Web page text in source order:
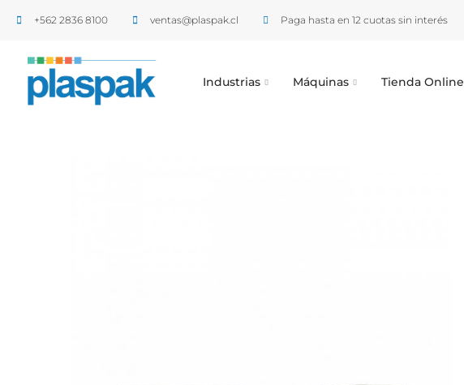
+562 2836 8100​ ventas@plaspak.cl Paga hasta en 12 cuotas sin interés
Industrias Máquinas Tienda Online